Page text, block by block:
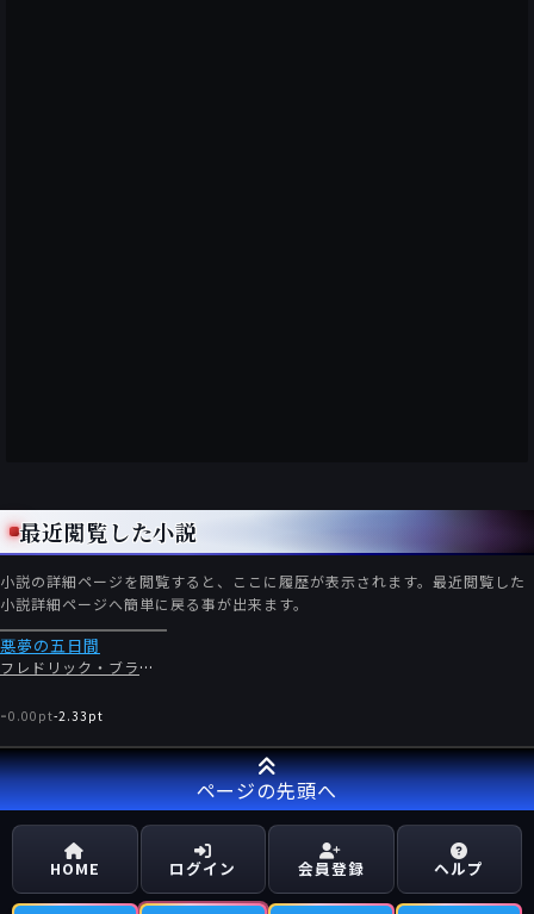
最近閲覧した小説
小説の詳細ページを閲覧すると、ここに履歴が表示されます。最近閲覧した
小説詳細ページへ簡単に戻る事が出来ます。
悪夢の五日間
フレドリック・ブラウン
-0.00pt-2.33pt
ページの先頭へ
HOME ログイン 会員登録 ヘルプ